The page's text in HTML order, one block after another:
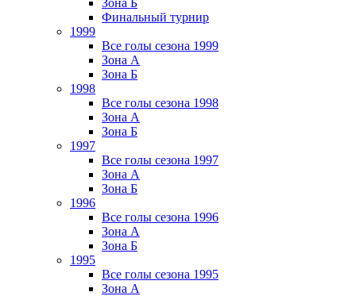
Зона Б
Финальный турнир
1999
Все голы сезона 1999
Зона А
Зона Б
1998
Все голы сезона 1998
Зона А
Зона Б
1997
Все голы сезона 1997
Зона А
Зона Б
1996
Все голы сезона 1996
Зона А
Зона Б
1995
Все голы сезона 1995
Зона А